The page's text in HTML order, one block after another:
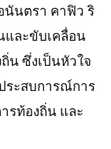
นันตรา คาฟิว ริ
และขับเคลื่อน
น ซึ่งเป็นหัวใจ
ระสบการณ์การ
รท้องถิ่น และ